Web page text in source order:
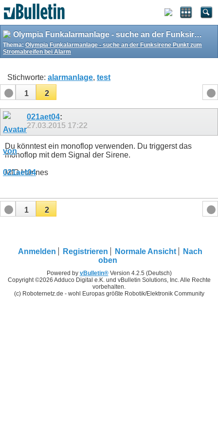
Olympia Funkalarmanlage - suche an der Funksirene Punkt zum Stromabreifen bei Alarm
Thema: Olympia Funkalarmanlage - suche an der Funksirene Punkt zum
Stromabreifen bei Alarm
Stichworte: alarmanlage, test
1
2
021aet04:
27.03.2015 17:22
Du könntest ein monoflop verwenden. Du triggerst das
monoflop mit dem Signal der Sirene.
MfG Hannes
1 2
Anmelden Registrieren Normale Ansicht
Nach
oben
Powered by vBulletin®Version 4.2.5 (Deutsch)
Copyright ©2026 Adduco Digital e.K. und vBulletin Solutions, Inc. Alle Rechte
vorbehalten.
(c) Roboternetz.de - wohl Europas größte Robotik/Elektronik Community